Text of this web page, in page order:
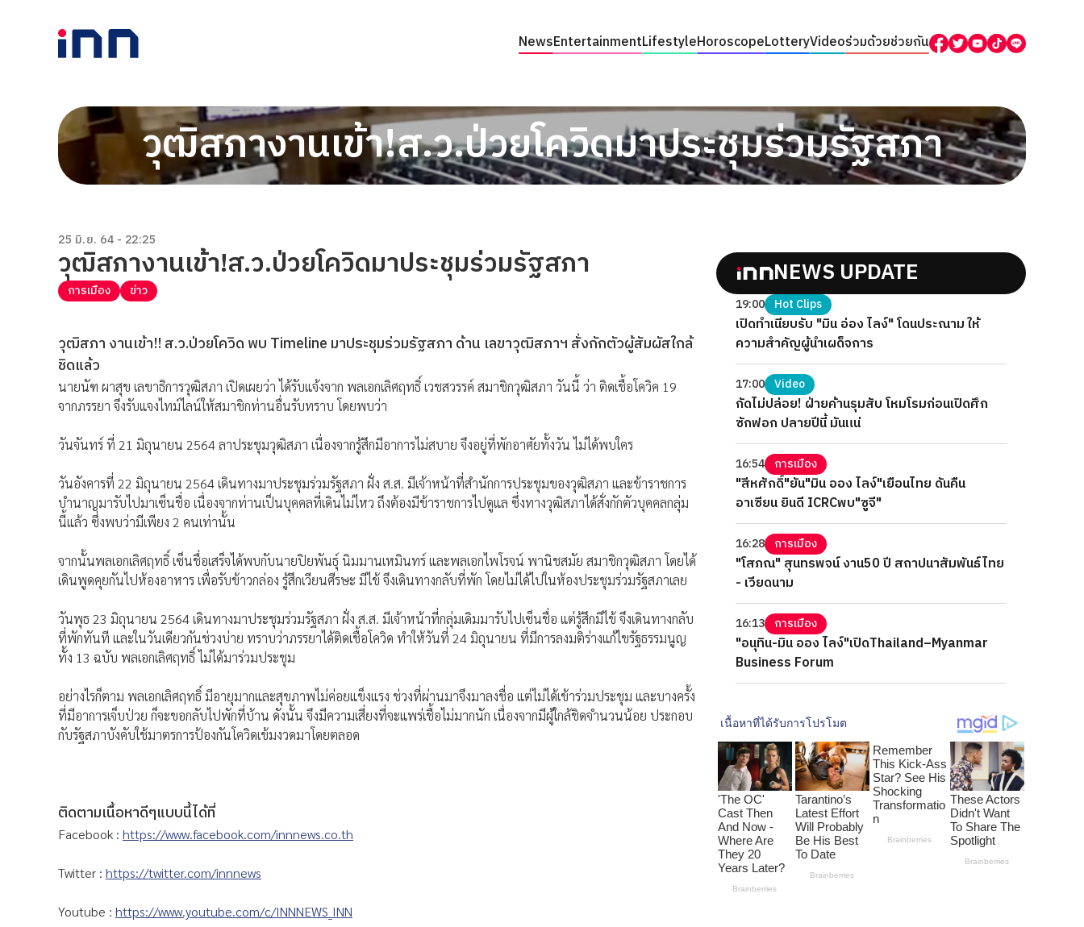
NewsEntertainmentLifestyleHoroscopeLotteryVideoร่วมด้วยช่วยกัน
วุฒิสภางานเข้า!ส.ว.ป่วยโควิดมาประชุมร่วมรัฐสภา
25 มิ.ย. 64 - 22:25
วุฒิสภางานเข้า!ส.ว.ป่วยโควิดมาประชุมร่วมรัฐสภา
การเมือง ข่าว
วุฒิสภา งานเข้า!! ส.ว.ป่วยโควิด พบ Timeline มาประชุมร่วมรัฐสภา ด้าน เลขาวุฒิสภาฯ สั่งกักตัวผู้สัมผัสใกล้
ชิดแล้ว
นายนัฑ ผาสุข เลขาธิการวุฒิสภา เปิดเผยว่า ได้รับแจ้งจาก พลเอกเลิศฤทธิ์ เวชสวรรค์ สมาชิกวุฒิสภา วันนี้ ว่า ติดเชื้อโควิค 19
จากภรรยา จึงรับแจงไทม์ไลน์ให้สมาชิกท่านอื่นรับทราบ โดยพบว่า
วันจันทร์ ที่ 21 มิถุนายน 2564 ลาประชุมวุฒิสภา เนื่องจากรู้สึกมีอาการไม่สบาย จึงอยู่ที่พักอาศัยทั้งวัน ไม่ได้พบใคร
วันอังคารที่ 22 มิถุนายน 2564 เดินทางมาประชุมร่วมรัฐสภา ฝั่ง ส.ส. มีเจ้าหน้าที่สำนักการประชุมของวุฒิสภา และข้าราชการ
บำนาญมารับไปมาเซ็นชื่อ เนื่องจากท่านเป็นบุคคลที่เดินไม่ไหว ถึงต้องมีข้าราชการไปดูแล ซึ่งทางวุฒิสภาได้สั่งกักตัวบุคคลกลุ่ม
นี้แล้ว ซึ่งพบว่ามีเพียง 2 คนเท่านั้น
จากนั้นพลเอกเลิศฤทธิ์ เซ็นชื่อเสร็จได้พบกับนายปิยพันธุ์ นิมมานเหมินทร์ และพลเอกไพโรจน์ พานิชสมัย สมาชิกวุฒิสภา โดยได้
เดินพูดคุยกันไปห้องอาหาร เพื่อรับข้าวกล่อง รู้สึกเวียนศีรษะ มีไข้ จึงเดินทางกลับที่พัก โดยไม่ได้ไปในห้องประชุมร่วมรัฐสภาเลย
วันพุธ 23 มิถุนายน 2564 เดินทางมาประชุมร่วมรัฐสภา ฝั่ง ส.ส. มีเจ้าหน้าที่กลุ่มเดิมมารับไปเซ็นชื่อ แต่รู้สึกมีไข้ จึงเดินทางกลับ
ที่พักทันที และในวันเดียวกันช่วงบ่าย ทราบว่าภรรยาได้ติดเชื้อโควิด ทำให้วันที่ 24 มิถุนายน ที่มีการลงมติร่างแก้ไขรัฐธรรมนูญ
ทั้ง 13 ฉบับ พลเอกเลิศฤทธิ์ ไม่ได้มาร่วมประชุม
อย่างไรก็ตาม พลเอกเลิศฤทธิ์ มีอายุมากและสุขภาพไม่ค่อยแข็งแรง ช่วงที่ผ่านมาจึงมาลงชื่อ แต่ไม่ได้เข้าร่วมประชุม และบางครั้ง
ที่มีอาการเจ็บป่วย ก็จะขอกลับไปพักที่บ้าน ดังนั้น จึงมีความเสี่ยงที่จะแพร่เชื้อไม่มากนัก เนื่องจากมีผู้ใกล้ชิดจำนวนน้อย ประกอบ
กับรัฐสภาบังคับใช้มาตรการป้องกันโควิดเข้มงวดมาโดยตลอด
ติดตามเนื้อหาดีๆแบบนี้ได้ที่
Facebook : https://www.facebook.com/innnews.co.th
Twitter : https://twitter.com/innnews
Youtube : https://www.youtube.com/c/INNNEWS_INN
NEWS UPDATE
19:00 Hot Clips
เปิดทำเนียบรับ "มิน อ่อง ไลง์" โดนประณาม ให้
ความสำคัญผู้นำเผด็จการ
17:00 Video
กัดไม่ปล่อย! ฝ่ายค้านรุมสับ โหมโรมก่อนเปิดศึก
ซักฟอก ปลายปีนี้ มันแน่
16:54 การเมือง
"สีหศักดิ์"ยัน"มิน ออง ไลง์"เยือนไทย ดันคืน
อาเซียน ยินดี ICRCพบ"ซูจี"
16:28 การเมือง
"โสภณ" สุนทรพจน์ งาน50 ปี สถาปนาสัมพันธ์ไทย
- เวียดนาม
16:13 การเมือง
"อนุทิน-มิน ออง ไลง์"เปิดThailand–Myanmar
Business Forum